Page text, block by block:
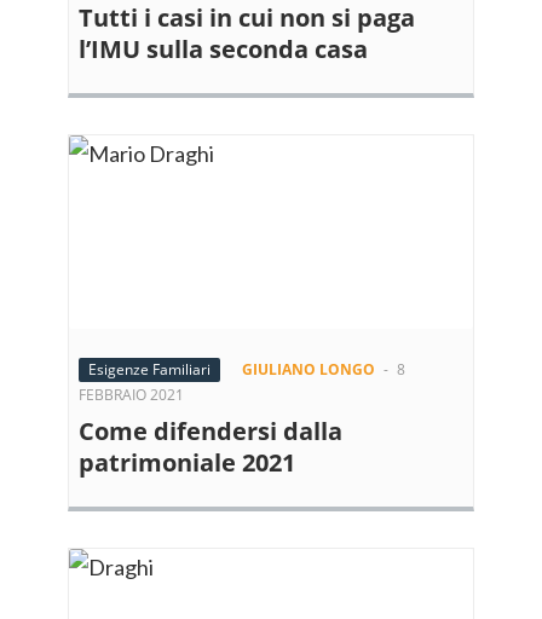
Tutti i casi in cui non si paga
l’IMU sulla seconda casa
Esigenze Familiari GIULIANO LONGO - 8
FEBBRAIO 2021
Come difendersi dalla
patrimoniale 2021